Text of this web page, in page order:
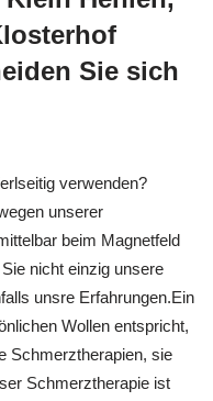
Sie sich
verwenden?
unserer
beim Magnetfeld
nicht einzig unsere
unsre Erfahrungen.Ein
Wollen entspricht,
Schmerztherapien, sie
Schmerztherapie ist